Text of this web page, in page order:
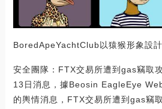
BoredApeYachtClub以猿猴形象設
安全團隊：FTX交易所遭到gas竊取
13日消息，據Beosin EagleEye
的輿情消息，FTX交易所遭到gas竊